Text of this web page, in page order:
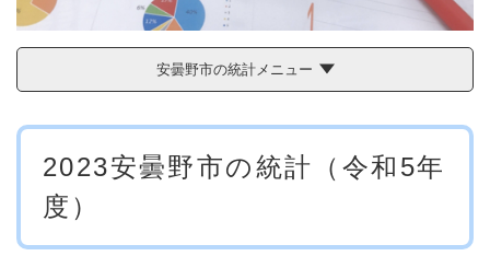
安曇野市の統計メニュー
本
2023安曇野市の統計（令和5年
度）